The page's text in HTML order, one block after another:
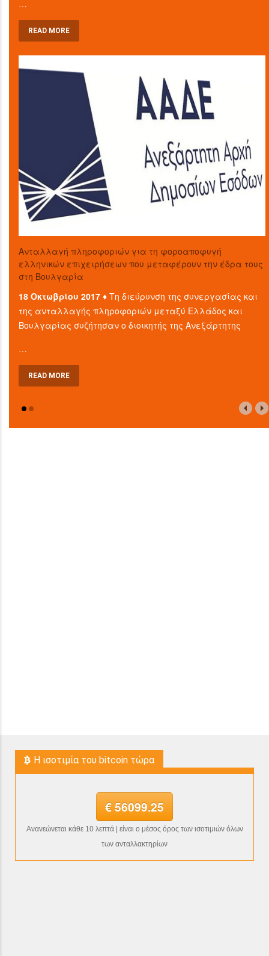
…
READ MORE
Aνταλλαγή πληροφοριών για τη φοροαποφυγή
ελληνικών επιχειρήσεων που μεταφέρουν την έδρα τους
στη Βουλγαρία
18 Οκτωβρίου 2017 ♦Τη διεύρυνση της συνεργασίας και
της ανταλλαγής πληροφοριών μεταξύ Ελλάδος και
Βουλγαρίας συζήτησαν ο διοικητής της Ανεξάρτητης
…
READ MORE
H ισοτιμία του bitcoin τώρα
€ 56099.25
Ανανεώνεται κάθε 10 λεπτά | είναι ο μέσος όρος των ισοτιμιών όλων
των ανταλλακτηρίων